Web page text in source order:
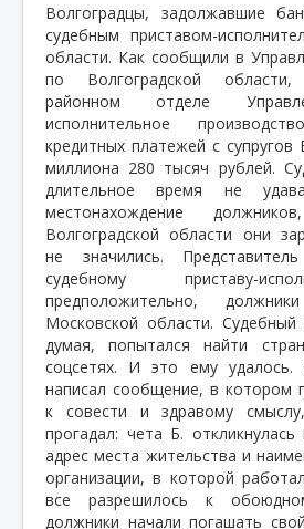
Волгоградцы, задолжавшие
судебным приставом-
области. Как сообщили в
по Волгоградской
районном отделе
исполнительное
кредитных платежей с
миллиона 280 тысяч рублей.
длительное время не
местонахождение
Волгоградской области они
не значились.
судебному приставу-
предположительно,
Московской области.
думая, попытался найти
соцсетях. И это ему удалось.
написал сообщение, в котором
к совести и здравому
прогадал: чета Б. откликнулась
адрес места жительства и
организации, в которой
все разрешилось к
должники начали погашать